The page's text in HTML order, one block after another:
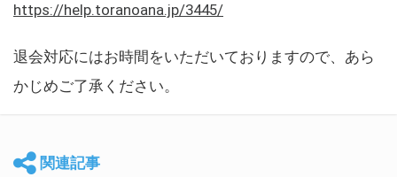
https://help.toranoana.jp/3445/
退会対応にはお時間をいただいておりますので、あら
かじめご了承ください。
関連記事